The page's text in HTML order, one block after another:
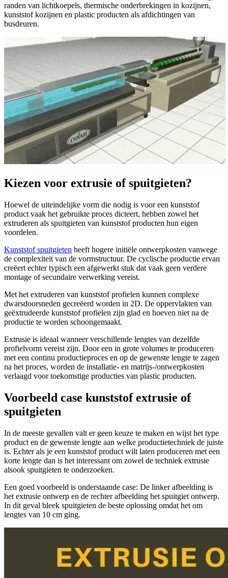
randen van lichtkoepels, thermische onderbrekingen in kozijnen,
kunststof kozijnen en plastic producten als afdichtingen van
busdeuren.
Kiezen voor extrusie of spuitgieten?
Hoewel de uiteindelijke vorm die nodig is voor een kunststof
product vaak het gebruikte proces dicteert, hebben zowel het
extruderen als spuitgieten van kunststof producten hun eigen
voordelen.
Kunststof spuitgieten heeft hogere initiële ontwerpkosten vanwege
de complexiteit van de vormstructuur. De cyclische productie ervan
creëert echter typisch een afgewerkt stuk dat vaak geen verdere
montage of secundaire verwerking vereist.
Met het extruderen van kunststof profielen kunnen complexe
dwarsdoorsneden gecreëerd worden in 2D. De oppervlakten van
geëxtrudeerde kunststof profielen zijn glad en hoeven niet na de
productie te worden schoongemaakt.
Extrusie is ideaal wanneer verschillende lengtes van dezelfde
profielvorm vereist zijn. Door een in grote volumes te produceren
met een continu productieproces en op de gewenste lengte te zagen
na het proces, worden de installatie- en matrijs-/ontwerpkosten
verlaagd voor toekomstige producties van plastic producten.
Voorbeeld case kunststof extrusie of
spuitgieten
In de meeste gevallen valt er geen keuze te maken en wijst het type
product en de gewenste lengte aan welke productietechniek de juiste
is. Echter als je een kunststof product wilt laten produceren met een
korte lengte dan is het interessant om zowel de techniek extrusie
alsook spuitgieten te onderzoeken.
Een goed voorbeeld is onderstaande case: De linker afbeelding is
het extrusie ontwerp en de rechter afbeelding het spuitgiet ontwerp.
In dit geval bleek spuitgieten de beste oplossing omdat het om
lengtes van 10 cm ging.